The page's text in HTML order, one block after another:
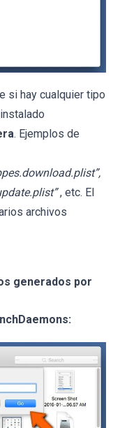
si hay cualquier tipo
. Ejemplos de
, etc. El
archivos
generados por